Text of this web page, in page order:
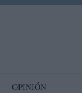
OPINIÓN